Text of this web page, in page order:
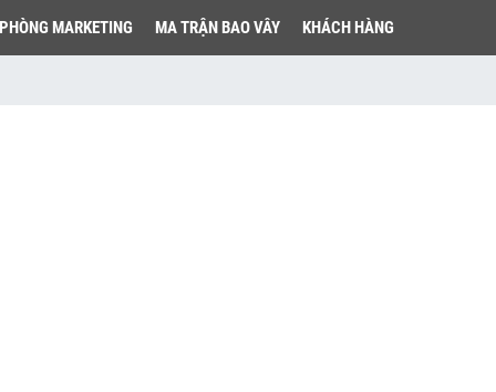
PHÒNG MARKETING MA TRẬN BAO VÂY KHÁCH HÀNG